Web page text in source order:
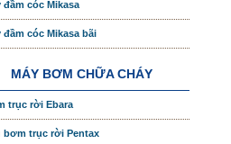
đầm cóc Mikasa
đầm cóc Mikasa bãi
MÁY BƠM CHỮA CHÁY
trục rời Ebara
bơm trục rời Pentax